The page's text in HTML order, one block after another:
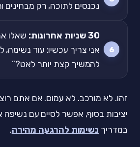
נכנסים לתוכה, רק מבחינים
30 שניות אחרונות:
שאלו
אני צריך עכשיו: עוד נשימה,
להמשיך קצת יותר לאט?”
זהו. לא מורכב. לא עמוס. אם אתם
יציבות בסוף, אפשר לסיים עם
במדריך נשימות להרגעה מהירה.